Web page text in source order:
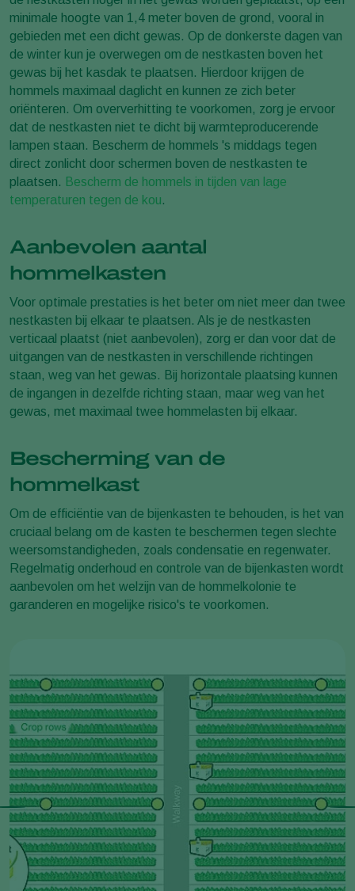
minimale hoogte van 1,4 meter boven de grond, vooral in
gebieden met een dicht gewas. Op de donkerste dagen van
de winter kun je overwegen om de nestkasten boven het
gewas bij het kasdak te plaatsen. Hierdoor krijgen de
hommels maximaal daglicht en kunnen ze zich beter
oriënteren. Om oververhitting te voorkomen, zorg je ervoor
dat de nestkasten niet te dicht bij warmteproducerende
lampen staan. Bescherm de hommels 's middags tegen
direct zonlicht door schermen boven de nestkasten te
plaatsen. Bescherm de hommels in tijden van lage
temperaturen tegen de kou.
Aanbevolen aantal
hommelkasten
Voor optimale prestaties is het beter om niet meer dan twee
nestkasten bij elkaar te plaatsen. Als je de nestkasten
verticaal plaatst (niet aanbevolen), zorg er dan voor dat de
uitgangen van de nestkasten in verschillende richtingen
staan, weg van het gewas. Bij horizontale plaatsing kunnen
de ingangen in dezelfde richting staan, maar weg van het
gewas, met maximaal twee hommelasten bij elkaar.
Bescherming van de
hommelkast
Om de efficiëntie van de bijenkasten te behouden, is het van
cruciaal belang om de kasten te beschermen tegen slechte
weersomstandigheden, zoals condensatie en regenwater.
Regelmatig onderhoud en controle van de bijenkasten wordt
aanbevolen om het welzijn van de hommelkolonie te
garanderen en mogelijke risico's te voorkomen.